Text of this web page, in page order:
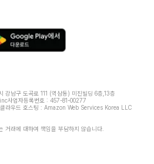
강남구 도곡로 111 (역삼동) 미진빌딩 6층,13층
사업자등록번호 : 457-81-00277
클라우드 호스팅 : Amazon Web Services Korea LLC
거래에 대하여 책임을 부담하지 않습니다.